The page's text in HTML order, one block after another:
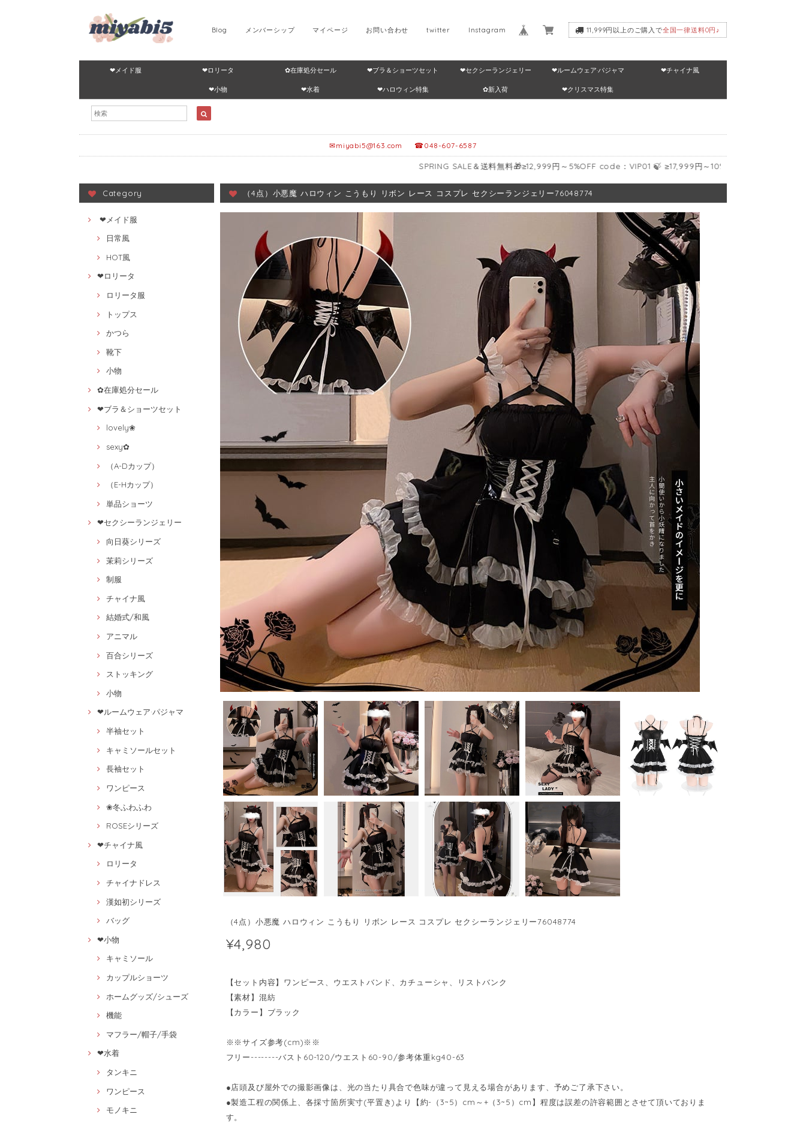
11,999円以上のご購入で全国一律送料0円♪
Instagram
twitter
お問い合わせ
マイページ
メンバーシップ
Blog
返品・交換について
Home
❤メイド服 ❤ロリータ ✿在庫処分セール ❤ブラ＆ショーツセット ❤セクシーランジェリー ❤ルームウェア·パジャマ ❤チャイナ風
❤小物 ❤水着 ❤ハロウィン特集 ✿新入荷 ❤クリスマス特集
✉miyabi5@163.com ☎048-607-6587
SPRING SALE＆送料無料🎁≥12,999円～5%OFF code：VIP01 🍃 ≥17,999円～10%OFF code：VIP02 🍃
Category
❤メイド服
日常風
HOT風
❤ロリータ
ロリータ服
トップス
かつら
靴下
小物
✿在庫処分セール
❤ブラ＆ショーツセット
lovely❀
sexy✿
（A-Dカップ）
（E-Hカップ）
単品ショーツ
❤セクシーランジェリー
向日葵シリーズ
茉莉シリーズ
制服
チャイナ風
結婚式/和風
アニマル
百合シリーズ
ストッキング
小物
❤ルームウェア·パジャマ
半袖セット
キャミソールセット
長袖セット
ワンピース
❀冬ふわふわ
ROSEシリーズ
❤チャイナ風
ロリータ
チャイナドレス
漢如初シリーズ
バッグ
❤小物
キャミソール
カップルショーツ
ホームグッズ/シューズ
機能
マフラー/帽子/手袋
❤水着
タンキニ
ワンピース
モノキニ
（4点）小悪魔 ハロウィン こうもり リボン レース コスプレ セクシーランジェリー76048774
（4点）小悪魔 ハロウィン こうもり リボン レース コスプレ セクシーランジェリー76048774
¥4,980
【セット内容】ワンピース、ウエストバンド、カチューシャ、リストバンク
【素材】混紡
【カラー】ブラック
※※サイズ参考(cm)※※
フリー--------バスト60-120/ウエスト60-90/参考体重kg40-63
●店頭及び屋外での撮影画像は、光の当たり具合で色味が違って見える場合があります、予めご了承下さい。
●製造工程の関係上、各採寸箇所実寸(平置き)より【約-（3~5）cm～+（3~5）cm】程度は誤差の許容範囲とさせて頂いておりま
す。